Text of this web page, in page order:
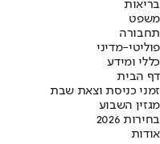
בריאות
משפט
תחבורה
פוליטי-מדיני
כללי ומידע
דף הבית
זמני כניסת וצאת שבת
מגזין השבוע
בחירות 2026
אודות